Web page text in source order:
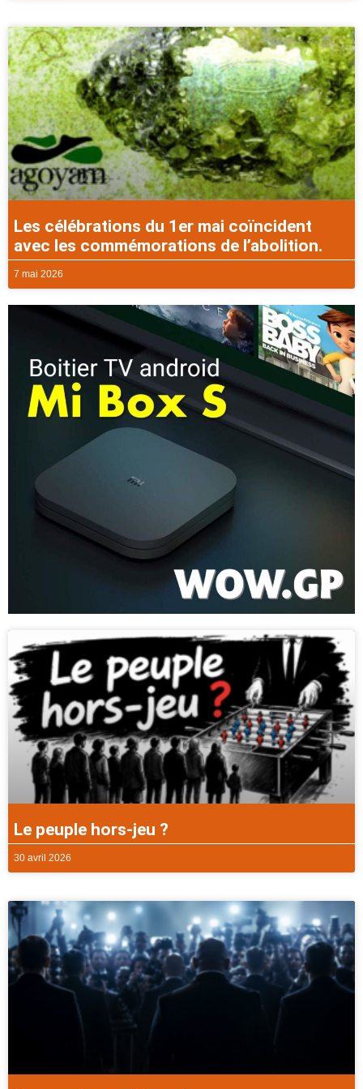
Les célébrations du 1er mai coïncident
avec les commémorations de l’abolition.
7 mai 2026
Le peuple hors-jeu ?
30 avril 2026